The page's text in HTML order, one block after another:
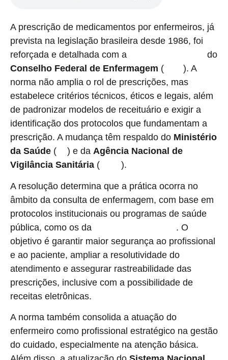
A prescrição de medicamentos por enfermeiros, já
prevista na legislação brasileira desde 1986, foi
reforçada e detalhada com a
do
Conselho Federal de Enfermagem (
). A
norma não amplia o rol de prescrições, mas
estabelece critérios técnicos, éticos e legais, além
de padronizar modelos de receituário e exigir a
identificação dos protocolos que fundamentam a
prescrição. A mudança têm respaldo do Ministério
da Saúde ( ) e da Agência Nacional de
Vigilância Sanitária ( ).
A resolução determina que a prática ocorra no
âmbito da consulta de enfermagem, com base em
protocolos institucionais ou programas de saúde
pública, como os da
. O
objetivo é garantir maior segurança ao profissional
e ao paciente, ampliar a resolutividade do
atendimento e assegurar rastreabilidade das
prescrições, inclusive com a possibilidade de
receitas eletrônicas.
A norma também consolida a atuação do
enfermeiro como profissional estratégico na gestão
do cuidado, especialmente na atenção básica.